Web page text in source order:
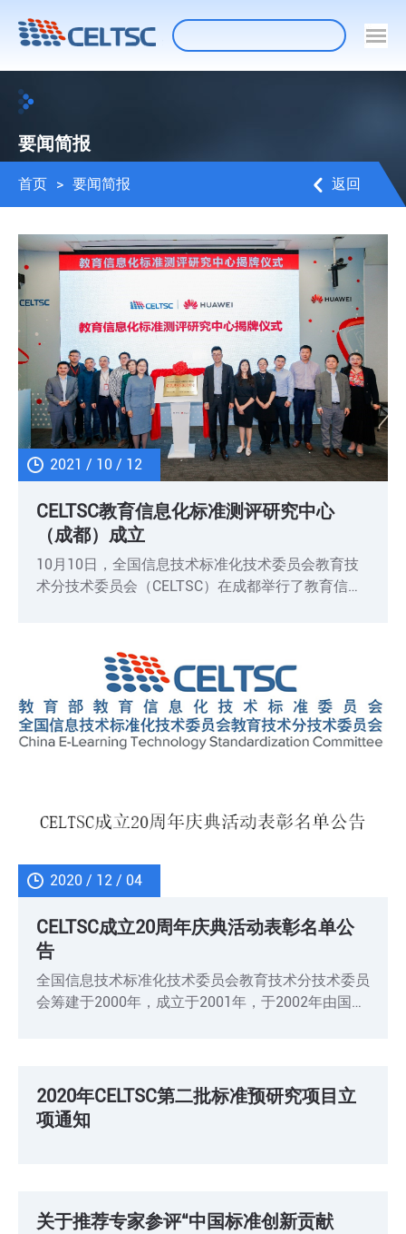
要闻简报
首页 > 要闻简报 返回
2021 / 10 / 12
CELTSC教育信息化标准测评研究中心
（成都）成立
10月10日，全国信息技术标准化技术委员会教育技
术分技术委员会（CELTSC）在成都举行了教育信息
将致力于建设基于教育信息化技术标准的标准符合性
测评平台，开展教育信息化标准符合性测评方案和测
试用例研究，承担CELTSC的测评任务。
2020 / 12 / 04
CELTSC成立20周年庆典活动表彰名单公
告
全国信息技术标准化技术委员会教育技术分技术委员
会筹建于2000年，成立于2001年，于2002年由国家
予以表彰，对于已经离开CELTSC的各位创始人授
予“创始人荣誉奖”。除创始人荣誉奖以外，各奖项须
首先由个人主动申请。
2020年CELTSC第二批标准预研究项目立
项通知
关于推荐专家参评“中国标准创新贡献